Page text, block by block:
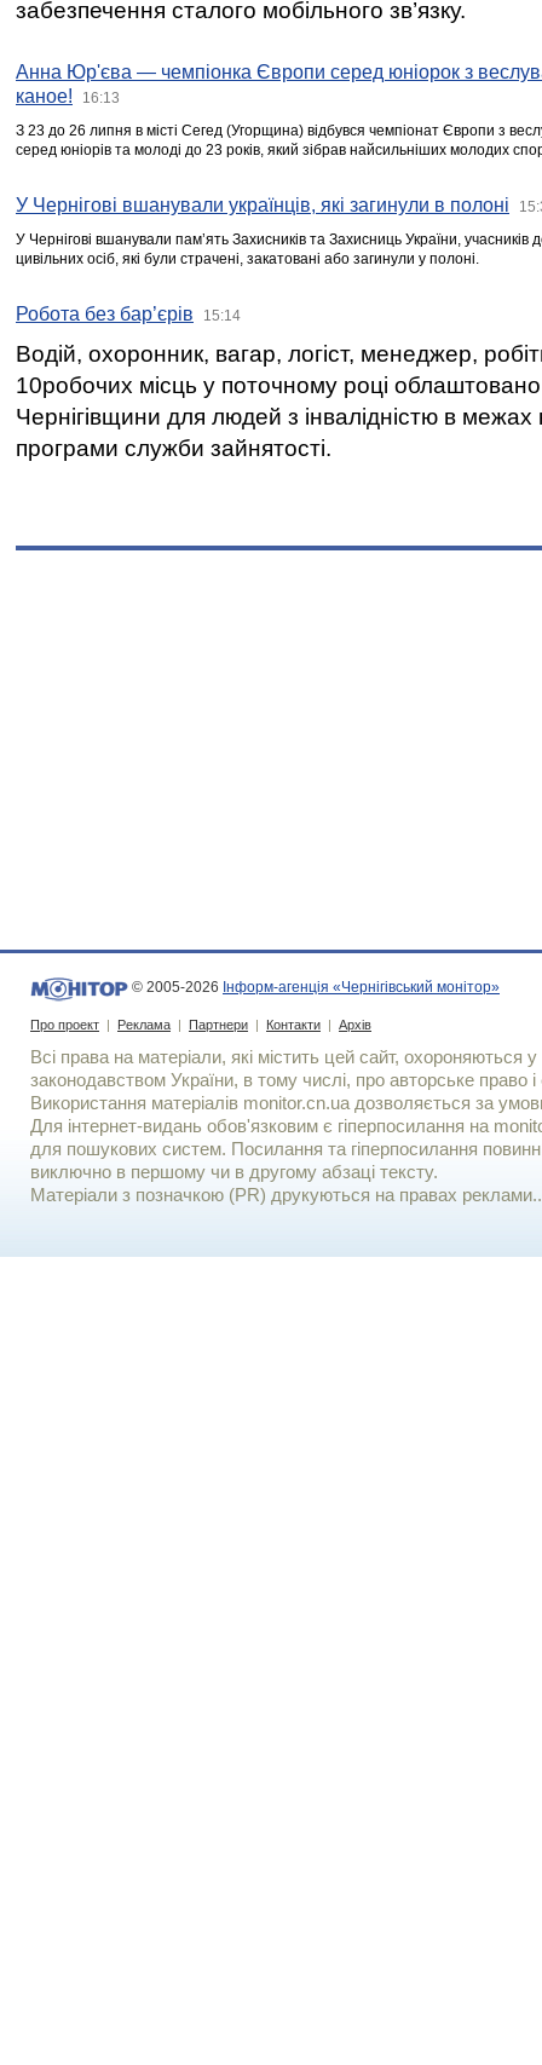
забезпечення сталого мобільного зв’язку.
Анна Юр'єва — чемпіонка Європи серед юніорок з
каное!
16:13
З 23 до 26 липня в місті Сегед (Угорщина) відбувся чемпіонат Європи з
серед юніорів та молоді до 23 років, який зібрав найсильніших молодих
У Чернігові вшанували українців, які загинули в полоні
У Чернігові вшанували пам’ять Захисників та Захисниць України,
цивільних осіб, які були страчені, закатовані або загинули у полоні.
Робота без бар’єрів 15:14
Водій, охоронник, вагар, логіст, менеджер,
10робочих місць у поточному році
Чернігівщини для людей з інвалідністю в межах
програми служби зайнятості.
© 2005-2026 Інформ-агенція «Чернігівський монітор»
Про проект | Реклама | Партнери | Контакти | Архів
Всі права на матеріали, які містить цей сайт, охороняються у
законодавством України, в тому числі, про авторське право і
Використання матерiалiв monitor.cn.ua дозволяється за
Для iнтернет-видань обов'язковим є гiперпосилання на
для пошукових систем. Посилання та гіперпосилання
виключно в першому чи в другому абзаці тексту.
Матеріали з позначкою (PR) друкуються на правах реклами..